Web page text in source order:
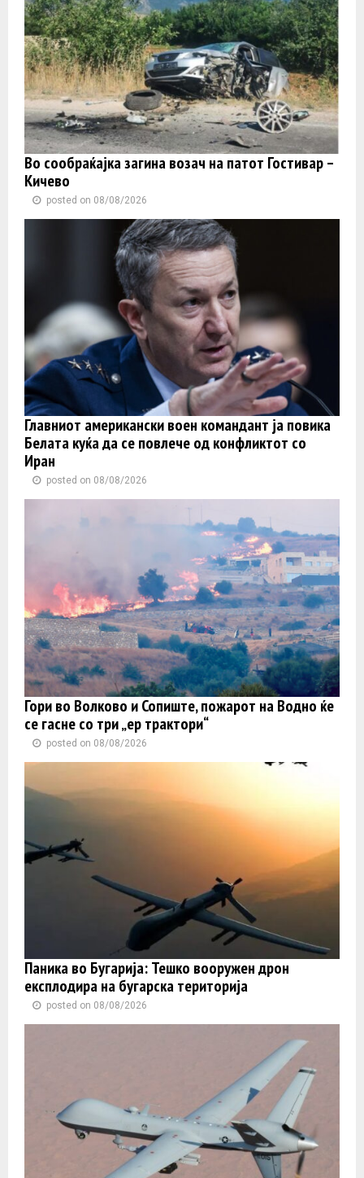
Во сообраќајка загина возач на патот Гостивар –
Кичево
posted on 08/08/2026
Главниот американски воен командант ја повика
Белата куќа да се повлече од конфликтот со
Иран
posted on 08/08/2026
Гори во Волково и Сопиште, пожарот на Водно ќе
се гасне со три „ер трактори“
posted on 08/08/2026
Паника во Бугарија: Тешко вооружен дрон
експлодира на бугарска територија
posted on 08/08/2026